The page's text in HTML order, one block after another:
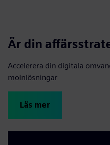
Är din
Accelerera din digitala
molnlösningar
Läs mer